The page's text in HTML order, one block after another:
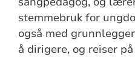
stemmebruk for
også med
å dirigere, og reiser